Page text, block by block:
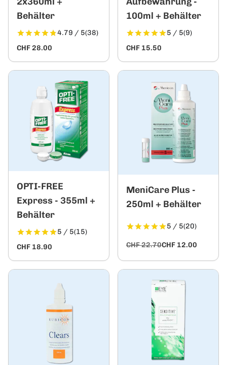
Behälter
4.79 / 5(38)
CHF 28.00
100ml + Behälter
5 / 5(9)
CHF 15.50
OPTI-FREE
Express - 355ml +
Behälter
5 / 5(15)
CHF 18.90
MeniCare Plus -
250ml + Behälter
5 / 5(20)
CHF 22.70CHF 12.00